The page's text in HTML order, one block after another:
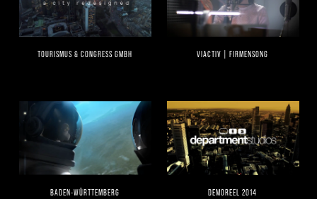
TOURISMUS & CONGRESS GMBH VIACTIV | FIRMENSONG
BADEN-WÜRTTEMBERG DEMOREEL 2014